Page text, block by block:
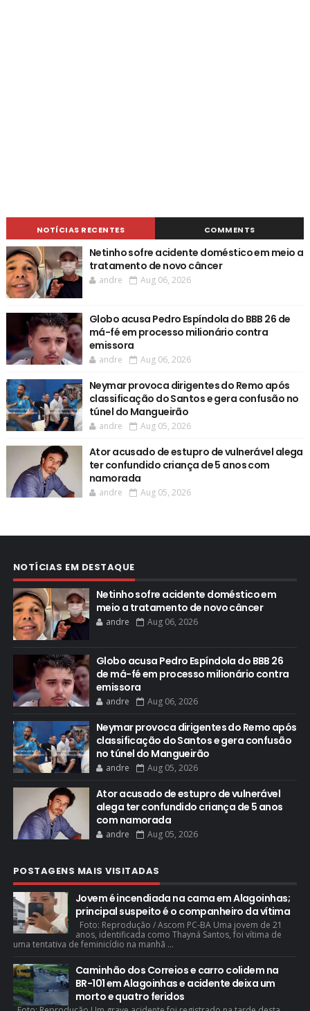
NOTÍCIAS RECENTES COMMENTS
Netinho sofre acidente doméstico em meio a
tratamento de novo câncer
andre Aug 06, 2026
Globo acusa Pedro Espíndola do BBB 26 de
má-fé em processo milionário contra
emissora
andre Aug 06, 2026
Neymar provoca dirigentes do Remo após
classificação do Santos e gera confusão no
túnel do Mangueirão
andre Aug 05, 2026
Ator acusado de estupro de vulnerável alega
ter confundido criança de 5 anos com
namorada
andre Aug 05, 2026
NOTÍCIAS EM DESTAQUE
Netinho sofre acidente doméstico em
meio a tratamento de novo câncer
andre Aug 06, 2026
Globo acusa Pedro Espíndola do BBB 26
de má-fé em processo milionário contra
emissora
andre Aug 06, 2026
Neymar provoca dirigentes do Remo após
classificação do Santos e gera confusão
no túnel do Mangueirão
andre Aug 05, 2026
Ator acusado de estupro de vulnerável
alega ter confundido criança de 5 anos
com namorada
andre Aug 05, 2026
POSTAGENS MAIS VISITADAS
Jovem é incendiada na cama em Alagoinhas;
principal suspeito é o companheiro da vítima
Foto: Reprodução / Ascom PC-BA Uma jovem de 21
anos, identificada como Thayná Santos, foi vítima de
uma tentativa de feminicídio na manhã ...
Caminhão dos Correios e carro colidem na
BR-101 em Alagoinhas e acidente deixa um
morto e quatro feridos